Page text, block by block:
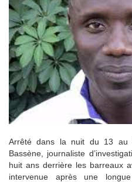
Arrêté dans la nuit du 13 au
Bassène, journaliste
huit ans derrière les barreaux
intervenue après une